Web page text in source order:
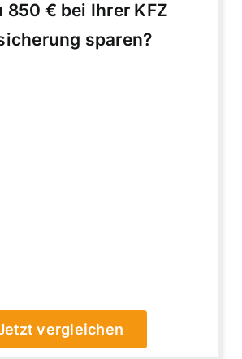
850 € bei Ihrer KFZ
sparen?
vergleichen